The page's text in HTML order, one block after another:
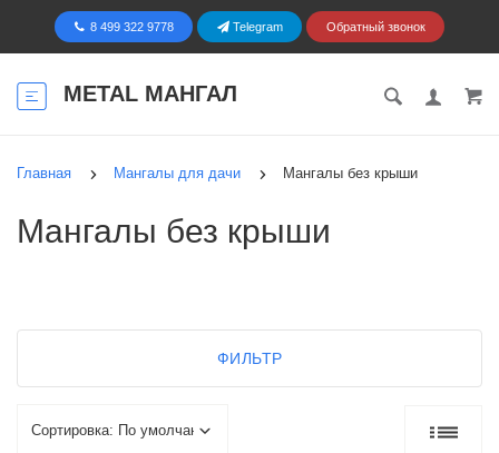
8 499 322 9778 Telegram Обратный звонок
METAL МАНГАЛ
Главная Мангалы для дачи Мангалы без крыши
Мангалы без крыши
ФИЛЬТР